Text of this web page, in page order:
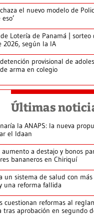
el nuevo modelo de
Lotería de Panamá | sorteo
2026, según la IA
provisional de
arma en colegio
Últimas
la ANAPS: la nueva
el Idaan
aumento a destajo y bonos
bananeros en Chiriquí
un sistema de salud con
una reforma fallida
cuestionan reformas al
tras aprobación en segundo